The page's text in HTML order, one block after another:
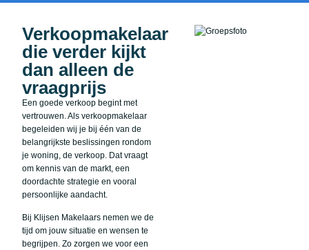
Verkoopmakelaar
die verder kijkt
dan alleen de
vraagprijs
Een goede verkoop begint met
vertrouwen. Als verkoopmakelaar
begeleiden wij je bij één van de
belangrijkste beslissingen rondom
je woning, de verkoop. Dat vraagt
om kennis van de markt, een
doordachte strategie en vooral
persoonlijke aandacht.
Bij Klijsen Makelaars nemen we de
tijd om jouw situatie en wensen te
begrijpen. Zo zorgen we voor een